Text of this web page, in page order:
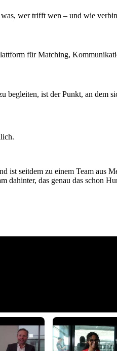
wer trifft wen – und wie
für Matching,
begleiten, ist der Punkt, an
ist seitdem zu einem Team aus
dahinter, das genau das schon